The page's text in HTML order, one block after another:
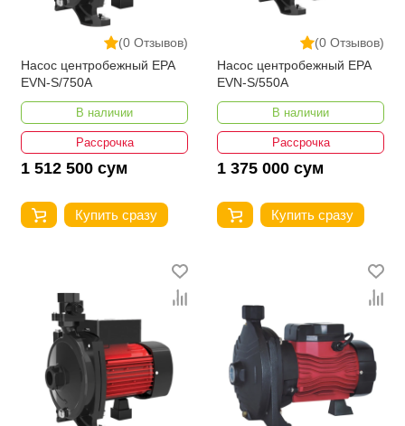
покупателям снизить затраты при совершении
(0 Отзывов)
Насос центробежный EPA
EVN-S/750A
В наличии
Рассрочка
1 512 500 сум
Купить сразу
(0 Отзывов)
Насос центробежный EPA
EVN-S/550A
В наличии
Рассрочка
1 375 000 сум
Купить сразу